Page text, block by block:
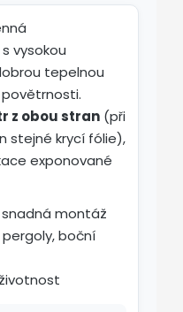
vysokou
tepelnou
z obou stran (při
stejné krycí fólie),
exponované
montáž
boční